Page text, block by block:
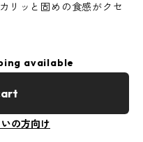
リッと固めの食感がクセ
available
の方向け